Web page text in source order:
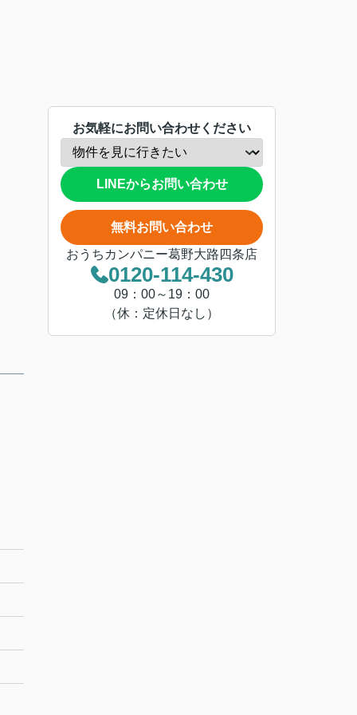
お気軽にお問い合わせください
LINEからお問い合わせ
無料お問い合わせ
おうちカンパニー葛野大路四条店
0120-114-430
09：00～19：00
（休：定休日なし）